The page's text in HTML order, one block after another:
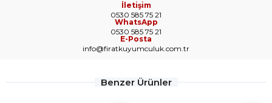
İletişim
0530 585 75 21
WhatsApp
0530 585 75 21
E-Posta
info@firatkuyumculuk.com.tr
Benzer Ürünler